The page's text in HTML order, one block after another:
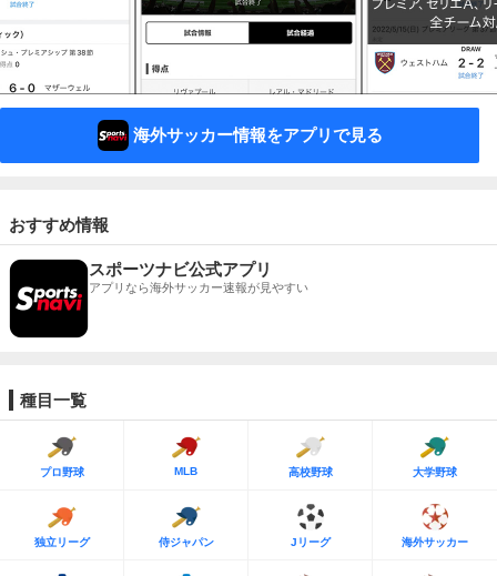
海外サッカー情報をアプリで見る
おすすめ情報
スポーツナビ公式アプリ
アプリなら海外サッカー速報が見やすい
種目一覧
プロ野球 MLB 高校野球 大学野球
独立リーグ 侍ジャパン Jリーグ 海外サッカー